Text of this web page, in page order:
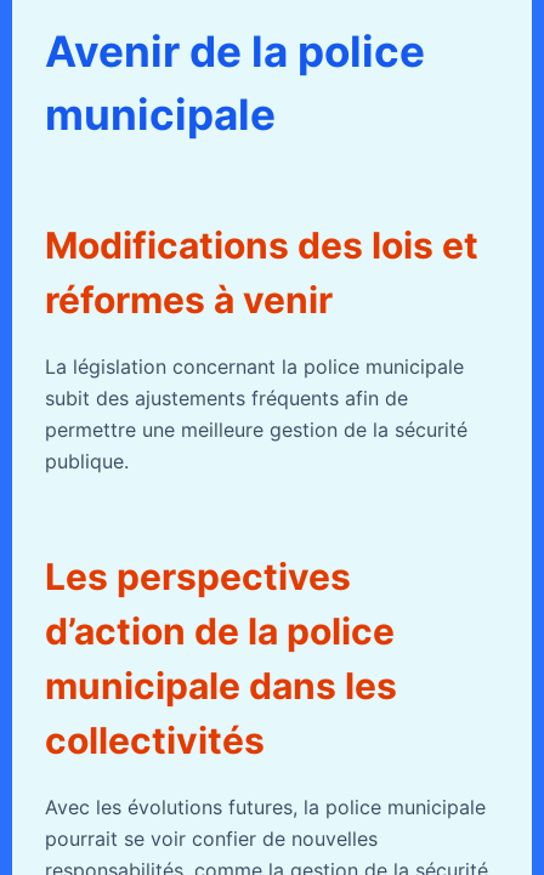
Avenir de la police
municipale
Modifications des lois et
réformes à venir
La législation concernant la police municipale
subit des ajustements fréquents afin de
permettre une meilleure gestion de la sécurité
publique.
Les perspectives
d’action de la police
municipale dans les
collectivités
Avec les évolutions futures, la police municipale
pourrait se voir confier de nouvelles